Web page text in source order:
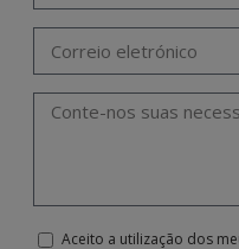
Aceito a utilização dos